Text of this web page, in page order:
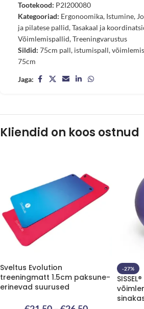
Tootekood: P2I200080
Kategooriad: Ergonoomika, Istumine,
ja pilatese pallid,Tasakaal ja
Võimlemispallid,Treeningvarustus
Sildid: 75cm pall, istumispall,
75cm
Jaga:
Kliendid on koos ostnud
Sveltus Evolution
treeningmatt 1.5cm paksune-
erinevad suurused
-27%